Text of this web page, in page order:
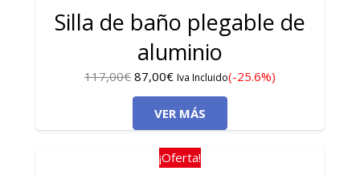
Silla de baño plegable de
aluminio
117,00€ El
precio
original
era:
117,00€.
87,00€El
precio
actual
es:
87,00€.
Iva Incluido(-25.6%)
VER MÁS
¡Oferta!